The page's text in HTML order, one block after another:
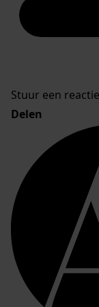
Stuur een
Delen